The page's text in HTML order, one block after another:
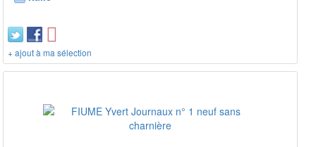
+ ajout à ma sélection